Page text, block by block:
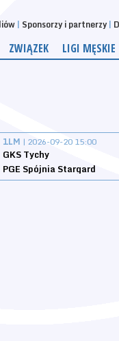
Sponsorzy i partnerzy
ZWIĄZEK LIGI MĘSKIE
1LM | 2026-09-20 15:00
GKS Tychy
PGE Spójnia Stargard